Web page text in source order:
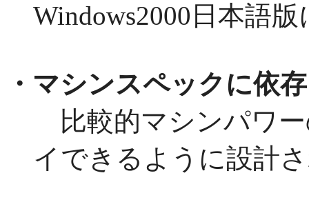
Windows2000日本語
・マシンスペックに依
比較的マシンパワ
イできるように設計